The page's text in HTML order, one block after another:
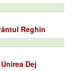
Reghin
Unirea Dej